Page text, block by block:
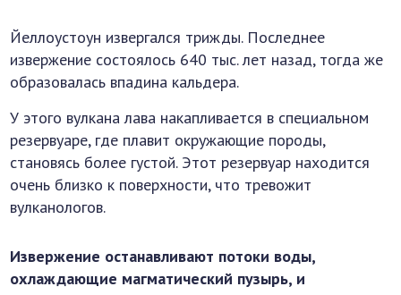
Йеллоустоун извергался трижды. Последнее
извержение состоялось 640 тыс. лет назад, тогда же
образовалась впадина кальдера.
У этого вулкана лава накапливается в специальном
резервуаре, где плавит окружающие породы,
становясь более густой. Этот резервуар находится
очень близко к поверхности, что тревожит
вулканологов.
Извержение останавливают потоки воды,
охлаждающие магматический пузырь, и